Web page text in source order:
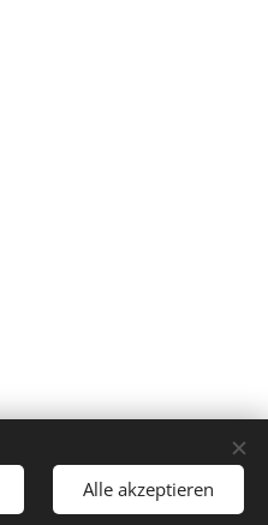
Alle akzeptieren